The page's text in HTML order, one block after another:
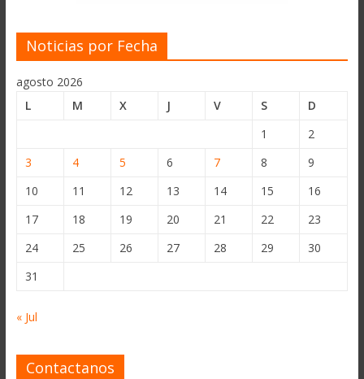
Noticias por Fecha
agosto 2026
L
M X J V S
D
1
2
3
4 5 6 7 8
9
10
11 12 13 14 15
16
17
18 19 20 21 22
23
24
25 26 27 28 29
30
31
« Jul
Contactanos